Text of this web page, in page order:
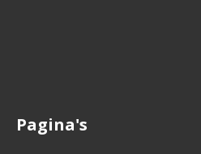
Pagina's